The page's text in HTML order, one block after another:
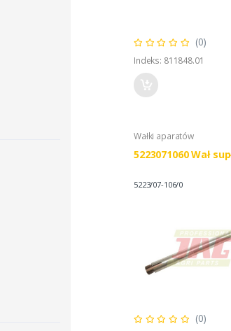
(0)
Indeks: 811848.01
Wałki aparatów
5223071060 Wał
5223/07-106/0
(0)